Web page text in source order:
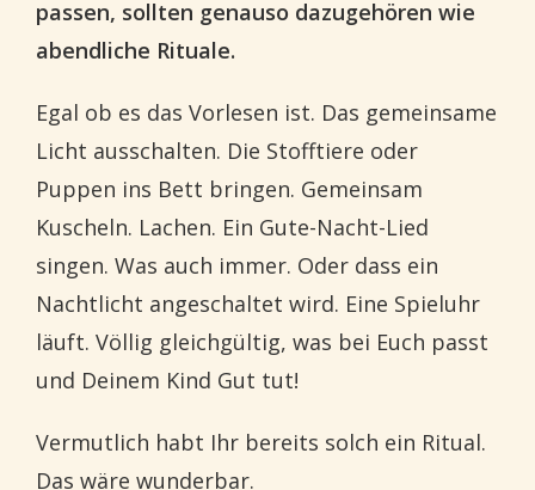
passen, sollten genauso dazugehören wie
abendliche Rituale.
Egal ob es das Vorlesen ist. Das gemeinsame
Licht ausschalten. Die Stofftiere oder
Puppen ins Bett bringen. Gemeinsam
Kuscheln. Lachen. Ein Gute-Nacht-Lied
singen. Was auch immer. Oder dass ein
Nachtlicht angeschaltet wird. Eine Spieluhr
läuft. Völlig gleichgültig, was bei Euch passt
und Deinem Kind Gut tut!
Vermutlich habt Ihr bereits solch ein Ritual.
Das wäre wunderbar.